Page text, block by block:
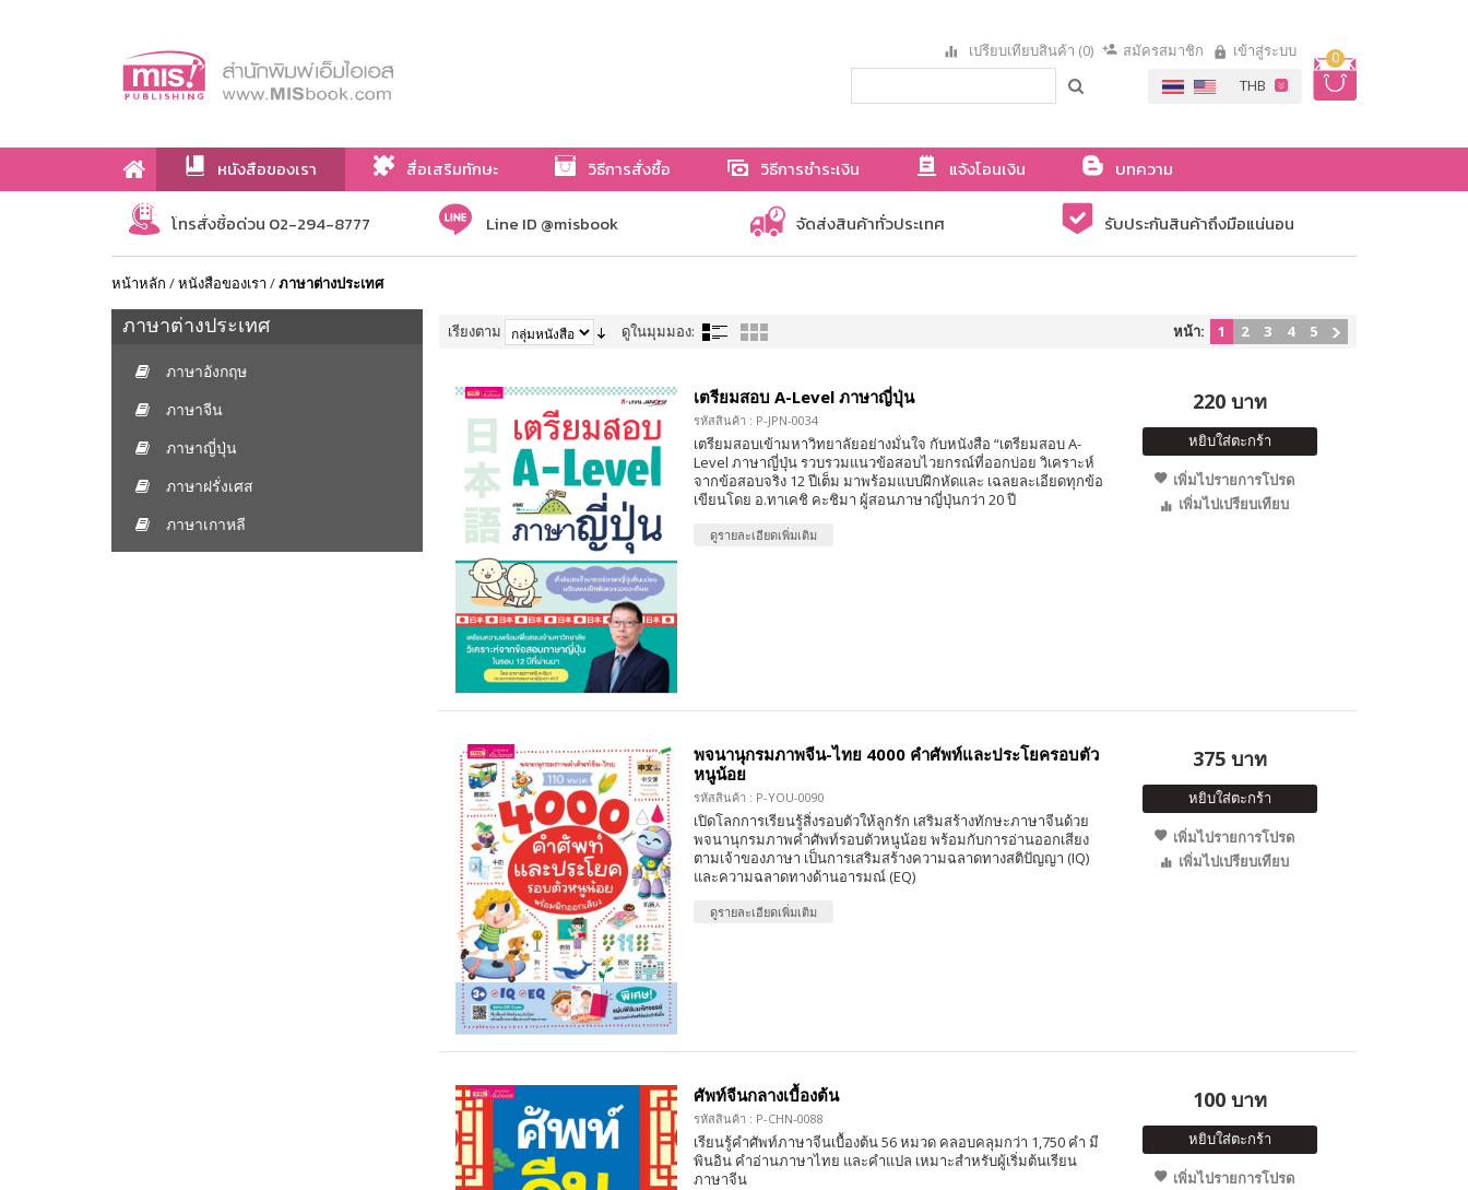
0
เปรียบเทียบสินค้า (0) สมัครสมาชิก เข้าสู่ระบบ
หนังสือของเรา สื่อเสริมทักษะ วิธีการสั่งซื้อ วิธีการชำระเงิน แจ้งโอนเงิน
บทความ
เกี่ยวกับเรา
โทรสั่งซื้อด่วน 02-294-8777 Line ID @misbook จัดส่งสินค้าทั่วประเทศ รับประกันสินค้าถึงมือแน่นอน
หน้าหลัก /หนังสือของเรา /ภาษาต่างประเทศ
ภาษาต่างประเทศ
ภาษาอังกฤษ
ภาษาจีน
ภาษาญี่ปุ่น
ภาษาฝรั่งเศส
ภาษาเกาหลี
เรียงตาม ดูในมุมมอง: หน้า: 1 2 3 4 5
เตรียมสอบ A-Level ภาษาญี่ปุ่น
รหัสสินค้า : P-JPN-0034
เตรียมสอบเข้ามหาวิทยาลัยอย่างมั่นใจ กับหนังสือ “เตรียมสอบ A-
Level ภาษาญี่ปุ่น รวบรวมแนวข้อสอบไวยกรณ์ที่ออกบ่อย วิเคราะห์
จากข้อสอบจริง 12 ปีเต็ม มาพร้อมแบบฝึกหัดและ เฉลยละเอียดทุกข้อ
เขียนโดย อ.ทาเคชิ คะชิมา ผู้สอนภาษาญี่ปุ่นกว่า 20 ปี
ดูรายละเอียดเพิ่มเติม
220 บาท
หยิบใส่ตะกร้า
เพิ่มไปรายการโปรด
เพิ่มไปเปรียบเทียบ
พจนานุกรมภาพจีน-ไทย 4000 คำศัพท์และประโยครอบตัว
หนูน้อย
รหัสสินค้า : P-YOU-0090
เปิดโลกการเรียนรู้สิ่งรอบตัวให้ลูกรัก เสริมสร้างทักษะภาษาจีนด้วย
พจนานุกรมภาพคำศัพท์รอบตัวหนูน้อย พร้อมกับการอ่านออกเสียง
ตามเจ้าของภาษา เป็นการเสริมสร้างความฉลาดทางสติปัญญา (IQ)
และความฉลาดทางด้านอารมณ์ (EQ)
ดูรายละเอียดเพิ่มเติม
375 บาท
หยิบใส่ตะกร้า
เพิ่มไปรายการโปรด
เพิ่มไปเปรียบเทียบ
ศัพท์จีนกลางเบื้องต้น
รหัสสินค้า : P-CHN-0088
เรียนรู้คำศัพท์ภาษาจีนเบื้องต้น 56 หมวด คลอบคลุมกว่า 1,750 คำ มี
พินอิน คำอ่านภาษาไทย และคำแปล เหมาะสำหรับผู้เริ่มต้นเรียน
ภาษาจีน
100 บาท
หยิบใส่ตะกร้า
เพิ่มไปรายการโปรด